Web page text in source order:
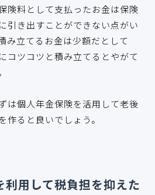
険料として支払ったお金は保険
引き出すことができない点がい
み立てるお金は少額だとして
コツコツと積み立てるとやがて
は個人年金保険を活用して老後
作ると良いでしょう。
利用して税負担を抑えた